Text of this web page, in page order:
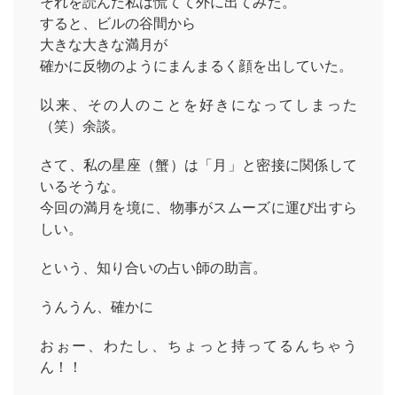
すると、ビルの谷間から
大きな大きな満月が
確かに反物のようにまんまるく顔を出していた。
以来、その人のことを好きになってしまった
（笑）余談。
さて、私の星座（蟹）は「月」と密接に関係して
いるそうな。
今回の満月を境に、物事がスムーズに運び出すら
しい。
という、知り合いの占い師の助言。
うんうん、確かに
おぉー、わたし、ちょっと持ってるんちゃう
ん！！